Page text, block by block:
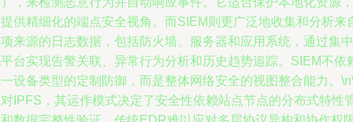
供精细化的端点安全视角。而SIEM则更广泛地收集和分析来
来源的日志数据，包括防火墙、服务器和应用系统，通过集中
台实现告警关联、异常行为分析和历史趋势追踪。SIEM不依
设备类型的定制防御，而是整体网络安全的视图整合能力。
IPFS，其运作模式决定了安全性依赖站点节点的分布式特性